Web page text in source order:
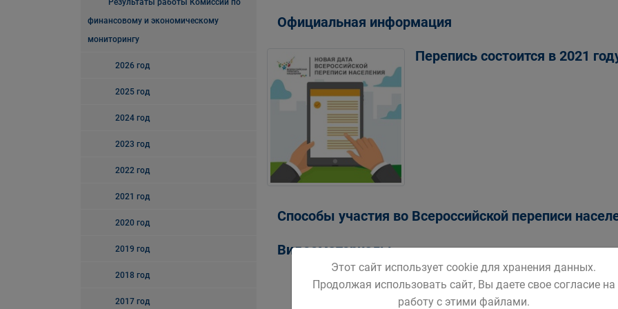
Результаты работы Комиссии по
финансовому и экономическому
мониторингу
2026 год
2025 год
2024 год
2023 год
2022 год
2021 год
2020 год
2019 год
2018 год
2017 год
Официальная информация
Перепись состоится в 2021
Способы участия во Всероссийской переписи
Видеоматериалы
Этот сайт использует cookie для хранения данных.
Продолжая использовать сайт, Вы даете свое согласие на
работу с этими файлами.